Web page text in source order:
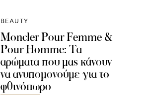
BEAUTY
Moncler Pour Femme &
Pour Homme: Τα
αρώματα που μας κάνουν
να ανυπομονούμε για το
φθινόπωρο